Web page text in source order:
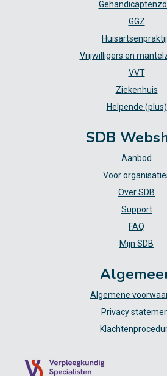
GGZ
Vrijwilligers en
VVT
Ziekenhuis
Helpende (plus)
SDB
Aanbod
Voor
Over SDB
Support
FAQ
Mijn SDB
Algemene
Privacy